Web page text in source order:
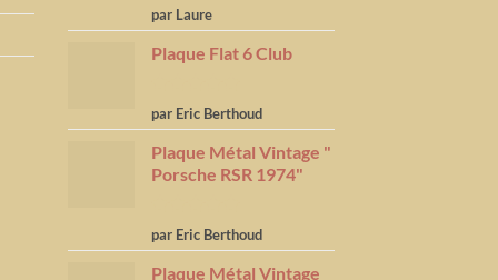
Note5sur
5
par Laure
Plaque Flat 6 Club
Note5 sur
5
par Eric Berthoud
Plaque Métal Vintage "
Porsche RSR 1974"
Note5 sur
5
par Eric Berthoud
Plaque Métal Vintage